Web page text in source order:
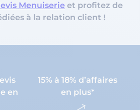
Menuiserie et profitez de
à la relation client !
en
15% à 18% d’affaires
en plus*